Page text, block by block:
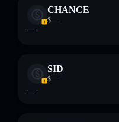
CHANCE
$—
—
SID
$—
—